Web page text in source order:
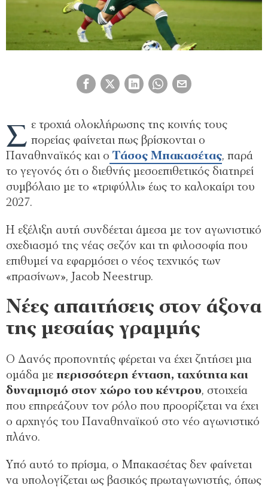
Σ ε τροχιά ολοκλήρωσης της κοινής τους
πορείας φαίνεται πως βρίσκονται ο
Παναθηναϊκός και ο Τάσος Μπακασέτας, παρά
το γεγονός ότι ο διεθνής μεσοεπιθετικός διατηρεί
συμβόλαιο με το «τριφύλλι» έως το καλοκαίρι του
2027.
Η εξέλιξη αυτή συνδέεται άμεσα με τον αγωνιστικό
σχεδιασμό της νέας σεζόν και τη φιλοσοφία που
επιθυμεί να εφαρμόσει ο νέος τεχνικός των
«πρασίνων», Jacob Neestrup.
Νέες απαιτήσεις στον άξονα
της μεσαίας γραμμής
Ο Δανός προπονητής φέρεται να έχει ζητήσει μια
ομάδα με περισσότερη ένταση, ταχύτητα και
δυναμισμό στον χώρο του κέντρου, στοιχεία
που επηρεάζουν τον ρόλο που προορίζεται να έχει
ο αρχηγός του Παναθηναϊκού στο νέο αγωνιστικό
πλάνο.
Υπό αυτό το πρίσμα, ο Μπακασέτας δεν φαίνεται
να υπολογίζεται ως βασικός πρωταγωνιστής, όπως